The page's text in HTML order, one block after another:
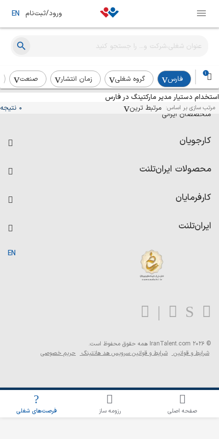
ورود/ثبت‌نام EN
1
فارس گروه شغلی زمان انتشار
صنعت
استخدام دستیار مدیر مارکتینگ در فارس
مرتب سازی بر اساس: مرتبط ترین 0 نتیجه
اطلاع‌رسانی شغلی را برای این جستجو فعال کنید
آگهی‌های استخدام و همکاری برای
متخصصان ایرانی
کارجویان
رزومه ساز
امتیاز شرکت‌ها
محصولات ایران‌تلنت
کاردیکس
کارفرمایان
ایران‌تلنت
بلاگ
EN
© 2026 IranTalent.com
همه حقوق محفوظ است.
شرایط و قوانین شرایط و قوانین سرویس هد هانتینگ حریم خصوصی
صفحه اصلی رزومه ساز فرصت‌های شغلی